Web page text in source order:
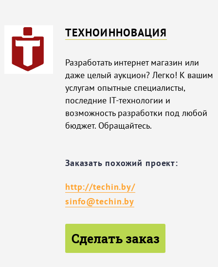
ТЕХНОИННОВАЦИЯ
Разработать интернет магазин или
даже целый аукцион? Легко! К вашим
услугам опытные специалисты,
последние IT-технологии и
возможность разработки под любой
бюджет. Обращайтесь.
Заказать похожий проект:
http://techin.by/
sinfo@techin.by
Сделать заказ